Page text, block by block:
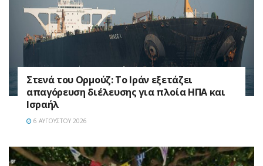
Στενά του Ορμούζ: Το Ιράν εξετάζει
απαγόρευση διέλευσης για πλοία ΗΠΑ και
Ισραήλ
6 ΑΥΓΟΎΣΤΟΥ 2026